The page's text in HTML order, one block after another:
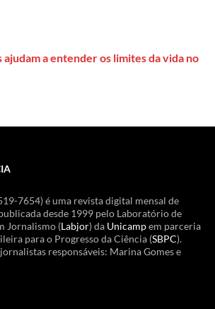
a entender os limites da vida no
7654) é uma revista digital mensal de
desde 1999 pelo Laboratório de
Jornalismo (Labjor) da Unicampem parceria
para o Progresso da Ciência (SBPC).
responsáveis: Marina Gomes e